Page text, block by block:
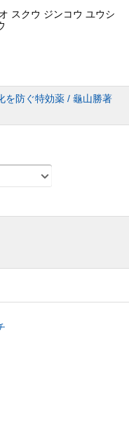
スクウ ジンコウ ユウシ
を防ぐ特効薬 / 龜山勝著